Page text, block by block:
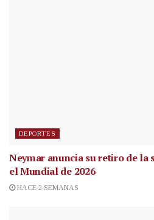
DEPORTES
Neymar anuncia su retiro de la
el Mundial de 2026
HACE 2 SEMANAS